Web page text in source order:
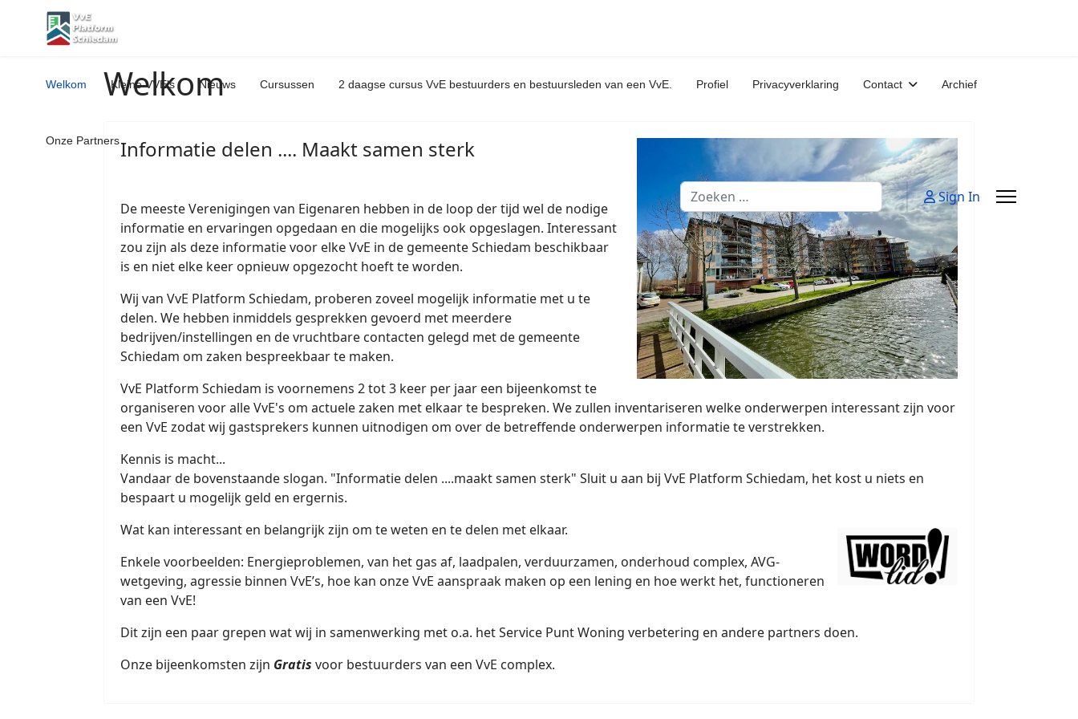
Welkom Kleine VVE's Nieuws Cursussen 2 daagse cursus VvE bestuurders en bestuursleden van een VvE. Profiel Privacyverklaring Contact Archief
Onze Partners
Zoeken Sign In
Welkom
Informatie delen .... Maakt samen sterk
De meeste Verenigingen van Eigenaren hebben in de loop der tijd wel de nodige
informatie en ervaringen opgedaan en die mogelijks ook opgeslagen. Interessant
zou zijn als deze informatie voor elke VvE in de gemeente Schiedam beschikbaar
is en niet elke keer opnieuw opgezocht hoeft te worden.
Wij van VvE Platform Schiedam, proberen zoveel mogelijk informatie met u te
delen. We hebben inmiddels gesprekken gevoerd met meerdere
bedrijven/instellingen en de vruchtbare contacten gelegd met de gemeente
Schiedam om zaken bespreekbaar te maken.
VvE Platform Schiedam is voornemens 2 tot 3 keer per jaar een bijeenkomst te
organiseren voor alle VvE's om actuele zaken met elkaar te bespreken. We zullen inventariseren welke onderwerpen interessant zijn voor
een VvE zodat wij gastsprekers kunnen uitnodigen om over de betreffende onderwerpen informatie te verstrekken.
Kennis is macht...
Vandaar de bovenstaande slogan. "Informatie delen ....maakt samen sterk" Sluit u aan bij VvE Platform Schiedam, het kost u niets en
bespaart u mogelijk geld en ergernis.
Wat kan interessant en belangrijk zijn om te weten en te delen met elkaar.
Enkele voorbeelden: Energieproblemen, van het gas af, laadpalen, verduurzamen, onderhoud complex, AVG-
wetgeving, agressie binnen VvE’s, hoe kan onze VvE aanspraak maken op een lening en hoe werkt het, functioneren
van een VvE!
Dit zijn een paar grepen wat wij in samenwerking met o.a. het Service Punt Woning verbetering en andere partners doen.
Onze bijeenkomsten zijn Gratis voor bestuurders van een VvE complex.